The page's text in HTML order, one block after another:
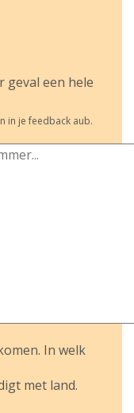
geval een hele
in je feedback aub.
In welk
met land.